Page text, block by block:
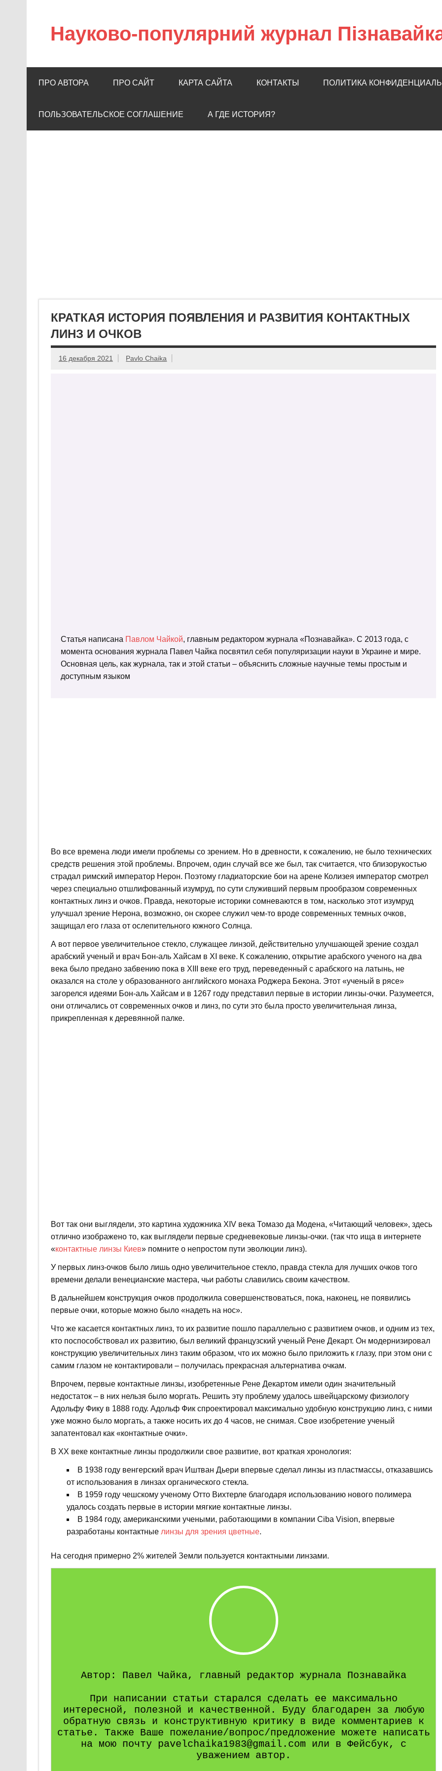
Науково-популярний журнал
ПРО АВТОРА ПРО САЙТ КАРТА САЙТА КОНТАКТЫ ПОЛИТИКА
ПОЛЬЗОВАТЕЛЬСКОЕ СОГЛАШЕНИЕ А ГДЕ ИСТОРИЯ?
КРАТКАЯ ИСТОРИЯ ПОЯВЛЕНИЯ И РАЗВИТИЯ КОНТАКТНЫХ
ЛИНЗ И ОЧКОВ
16 декабря 2021 Pavlo Chaika
Статья написана Павлом Чайкой, главным редактором журнала «Познавайка». С 2013 года, с
момента основания журнала Павел Чайка посвятил себя популяризации науки в Украине и мире.
Основная цель, как журнала, так и этой статьи – объяснить сложные научные темы простым и
доступным языком
Во все времена люди имели проблемы со зрением. Но в древности, к сожалению, не было технических
средств решения этой проблемы. Впрочем, один случай все же был, так считается, что близорукостью
страдал римский император Нерон. Поэтому гладиаторские бои на арене Колизея император смотрел
через специально отшлифованный изумруд, по сути служивший первым прообразом современных
контактных линз и очков. Правда, некоторые историки сомневаются в том, насколько этот изумруд
улучшал зрение Нерона, возможно, он скорее служил чем-то вроде современных темных очков,
защищал его глаза от ослепительного южного Солнца.
А вот первое увеличительное стекло, служащее линзой, действительно улучшающей зрение создал
арабский ученый и врач Бон-аль Хайсам в XI веке. К сожалению, открытие арабского ученого на два
века было предано забвению пока в XIII веке его труд, переведенный с арабского на латынь, не
оказался на столе у образованного английского монаха Роджера Бекона. Этот «ученый в рясе»
загорелся идеями Бон-аль Хайсам и в 1267 году представил первые в истории линзы-очки. Разумеется,
они отличались от современных очков и линз, по сути это была просто увеличительная линза,
прикрепленная к деревянной палке.
Вот так они выглядели, это картина художника XIV века Томазо да Модена, «Читающий человек», здесь
отлично изображено то, как выглядели первые средневековые линзы-очки. (так что ища в интернете
«контактные линзы Киев» помните о непростом пути эволюции линз).
У первых линз-очков было лишь одно увеличительное стекло, правда стекла для лучших очков того
времени делали венецианские мастера, чьи работы славились своим качеством.
В дальнейшем конструкция очков продолжила совершенствоваться, пока, наконец, не появились
первые очки, которые можно было «надеть на нос».
Что же касается контактных линз, то их развитие пошло параллельно с развитием очков, и одним из тех,
кто поспособствовал их развитию, был великий французский ученый Рене Декарт. Он модернизировал
конструкцию увеличительных линз таким образом, что их можно было приложить к глазу, при этом они с
самим глазом не контактировали – получилась прекрасная альтернатива очкам.
Впрочем, первые контактные линзы, изобретенные Рене Декартом имели один значительный
недостаток – в них нельзя было моргать. Решить эту проблему удалось швейцарскому физиологу
Адольфу Фику в 1888 году. Адольф Фик спроектировал максимально удобную конструкцию линз, с ними
уже можно было моргать, а также носить их до 4 часов, не снимая. Свое изобретение ученый
запатентовал как «контактные очки».
В XX веке контактные линзы продолжили свое развитие, вот краткая хронология:
В 1938 году венгерский врач Иштван Дьери впервые сделал линзы из пластмассы, отказавшись
от использования в линзах органического стекла.
В 1959 году чешскому ученому Отто Вихтерле благодаря использованию нового полимера
удалось создать первые в истории мягкие контактные линзы.
В 1984 году, американскими учеными, работающими в компании Ciba Vision, впервые
разработаны контактные линзы для зрения цветные.
На сегодня примерно 2% жителей Земли пользуется контактными линзами.
Автор: Павел Чайка, главный редактор журнала Познавайка
При написании статьи старался сделать ее максимально
интересной, полезной и качественной. Буду благодарен за любую
обратную связь и конструктивную критику в виде комментариев к
статье. Также Ваше пожелание/вопрос/предложение можете написать
на мою почту pavelchaika1983@gmail.com или в Фейсбук, с
уважением автор.